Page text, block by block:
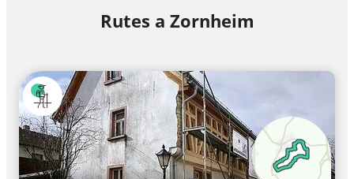
Rutes a Zornheim